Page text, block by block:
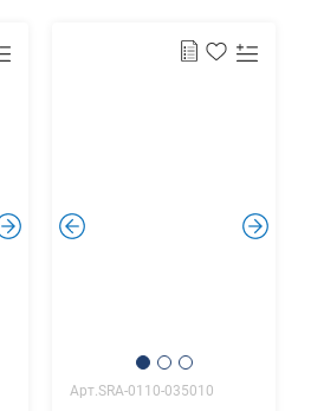
. . .
Арт.SRA-0110-035010